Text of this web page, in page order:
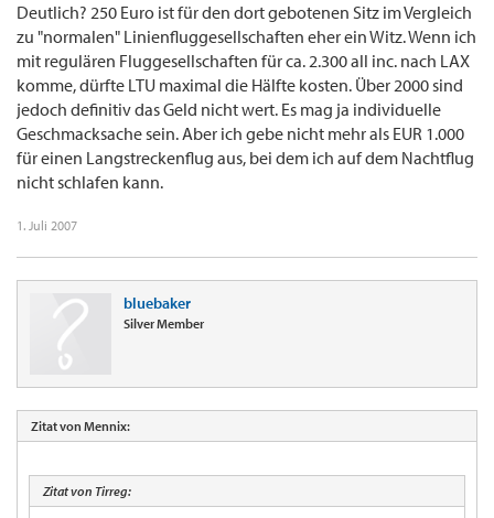
Deutlich? 250 Euro ist für den dort gebotenen Sitz im Vergleich
zu "normalen" Linienfluggesellschaften eher ein Witz. Wenn ich
mit regulären Fluggesellschaften für ca. 2.300 all inc. nach LAX
komme, dürfte LTU maximal die Hälfte kosten. Über 2000 sind
jedoch definitiv das Geld nicht wert. Es mag ja individuelle
Geschmacksache sein. Aber ich gebe nicht mehr als EUR 1.000
für einen Langstreckenflug aus, bei dem ich auf dem Nachtflug
nicht schlafen kann.
1. Juli 2007
bluebaker
Silver Member
Zitat von Mennix:
Zitat von Tirreg: